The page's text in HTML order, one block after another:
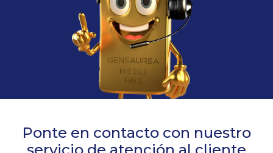
Ponte en contacto con nuestro